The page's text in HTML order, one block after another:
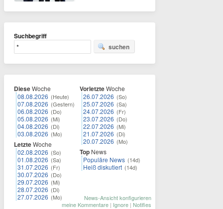
Suchbegriff
suchen
DieseWoche
08.08.2026 (Heute)
07.08.2026 (Gestern)
06.08.2026 (Do)
05.08.2026 (Mi)
04.08.2026 (Di)
03.08.2026 (Mo)
LetzteWoche
02.08.2026 (So)
01.08.2026 (Sa)
31.07.2026 (Fr)
30.07.2026 (Do)
29.07.2026 (Mi)
28.07.2026 (Di)
27.07.2026 (Mo)
VorletzteWoche
26.07.2026 (So)
25.07.2026 (Sa)
24.07.2026 (Fr)
23.07.2026 (Do)
22.07.2026 (Mi)
21.07.2026 (Di)
20.07.2026 (Mo)
Top News
Populäre News (14d)
Heiß diskutiert (14d)
News-Ansicht konfigurieren
meine Kommentare | Ignore | Notifies